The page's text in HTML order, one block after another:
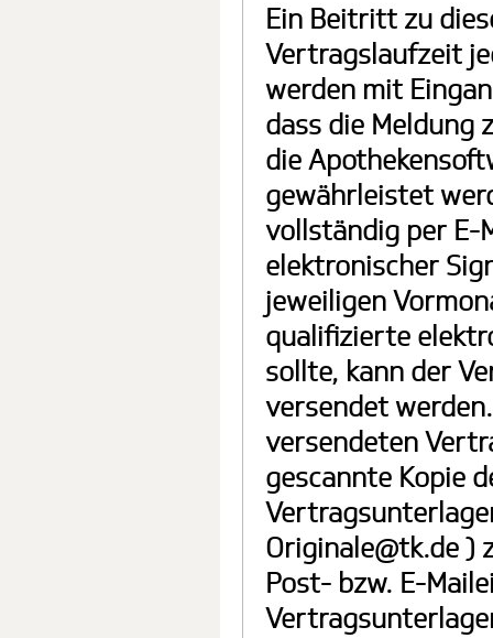
Ein Beitritt zu
Vertragslaufzeit
werden mit
dass die Meldung
die
gewährleistet
vollständig per
elektronischer
jeweiligen
qualifizierte
sollte, kann der
versendet
versendeten
gescannte Kopie
Originale@tk.de )
Post- bzw. E-